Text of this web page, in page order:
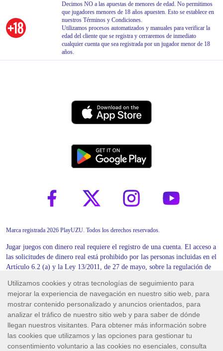
Decimos NO a las apuestas de menores de edad. No permitimos
que jugadores menores de 18 años apuesten. Esto se establece en
nuestros Términos y Condiciones.
Utilizamos procesos automatizados y manuales para verificar la
edad del cliente que se registra y cerraremos de inmediato
cualquier cuenta que sea registrada por un jugador menor de 18
años.
Marca registrada 2026 PlayUZU. Todos los derechos reservados.
Jugar juegos con dinero real requiere el registro de una cuenta. El acceso a
las solicitudes de dinero real está prohibido por las personas incluidas en el
Artículo 6.2 (a) y la Ley 13/2011, de 27 de mayo, sobre la regulación de
Skill On Net S.A., con domicilio en Calle Carlos de Arellano 27, 52003
Melilla (España), está autorizada y regulada por la Dirección General de
Ordenación del Juego (DGOJ). La DGOJ ha concedido a Skill On Net
S.A. la licencia general de OTROS JUEGOS No/Ref: LGEN/00083, así
como las licencias singulares de RULETA No/Ref: PROLI/00283,
BLACKJACK No/Ref: PROLI/00282 y MÁQUINAS DE AZAR No/Ref: